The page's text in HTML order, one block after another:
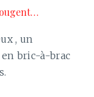
, un
bric-à-brac